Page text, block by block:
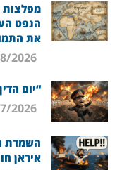
מפלצות
הנפט
את
“יום
השמדת
איראן